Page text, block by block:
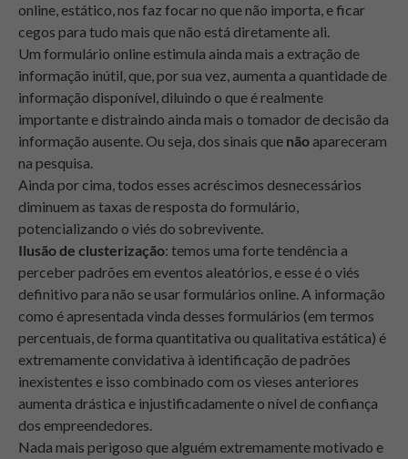
online, estático, nos faz focar no que não importa, e ficar
cegos para tudo mais que não está diretamente ali.
Um formulário online estimula ainda mais a extração de
informação inútil, que, por sua vez, aumenta a quantidade de
informação disponível, diluindo o que é realmente
importante e distraindo ainda mais o tomador de decisão da
informação ausente. Ou seja, dos sinais que não apareceram
na pesquisa.
Ainda por cima, todos esses acréscimos desnecessários
diminuem as taxas de resposta do formulário,
potencializando o viés do sobrevivente.
Ilusão de clusterização: temos uma forte tendência a
perceber padrões em eventos aleatórios, e esse é o viés
definitivo para não se usar formulários online. A informação
como é apresentada vinda desses formulários (em termos
percentuais, de forma quantitativa ou qualitativa estática) é
extremamente convidativa à identificação de padrões
inexistentes e isso combinado com os vieses anteriores
aumenta drástica e injustificadamente o nível de confiança
dos empreendedores.
Nada mais perigoso que alguém extremamente motivado e